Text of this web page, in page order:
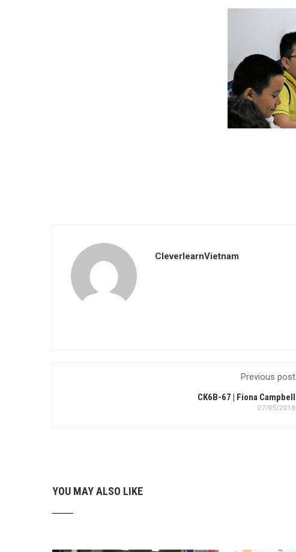
CleverlearnVietnam
Previous post
CK6B-67 | Fiona Campbell
07/05/2018
YOU MAY ALSO LIKE